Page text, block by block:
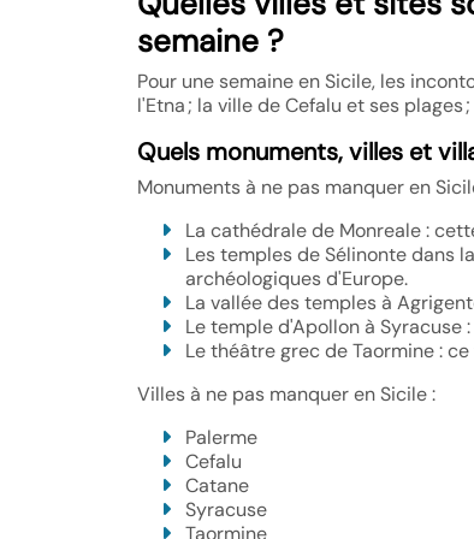
semaine ?
Pour une semaine en Sicile, les
l'Etna ; la ville de Cefalu et ses
Quels monuments, villes et
Monuments à ne pas manquer en
La cathédrale de Monreale :
Les temples de Sélinonte dans
archéologiques d'Europe.
La vallée des temples à
Le temple d'Apollon à
Le théâtre grec de Taormine :
Villes à ne pas manquer en Sicile :
Palerme
Cefalu
Catane
Syracuse
Taormine